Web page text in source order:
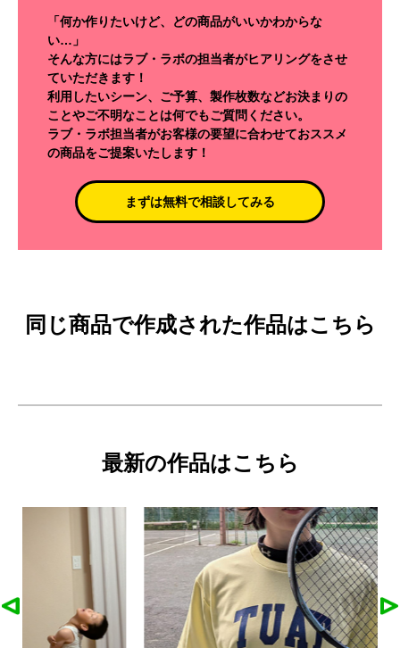
「何か作りたいけど、どの商品がいいかわからな
い…」
そんな方にはラブ・ラボの担当者がヒアリングをさせ
ていただきます！
利用したいシーン、ご予算、製作枚数などお決まりの
ことやご不明なことは何でもご質問ください。
ラブ・ラボ担当者がお客様の要望に合わせておススメ
の商品をご提案いたします！
まずは無料で相談してみる
同じ商品で作成された作品はこちら
最新の作品はこちら